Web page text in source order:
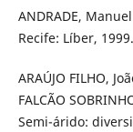
ANDRADE,
Recife: Líber, 1999.
ARAÚJO FILHO,
FALCÃO
Semi-árido: